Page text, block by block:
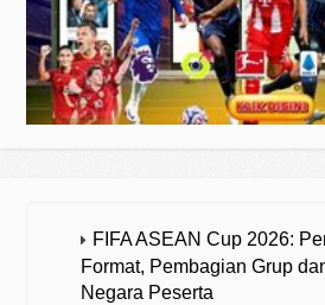
FIFA ASEAN Cup 2026:
Format, Pembagian Grup
Negara Peserta